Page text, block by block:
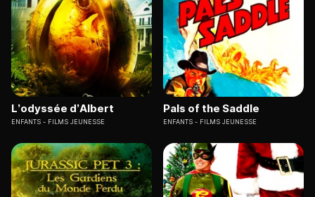
L’odyssée d’Albert
ENFANTS FILMS JEUNESSE
Pals of the Saddle
ENFANTS FILMS JEUNESSE